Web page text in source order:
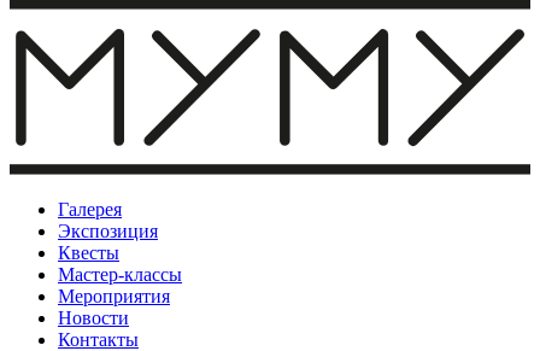
Галерея
Экспозиция
Квесты
Мастер-классы
Мероприятия
Новости
Контакты